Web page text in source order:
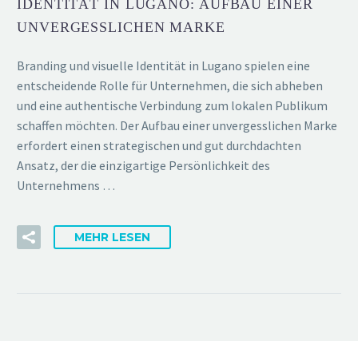
IDENTITÄT IN LUGANO: AUFBAU EINER
UNVERGESSLICHEN MARKE
Branding und visuelle Identität in Lugano spielen eine
entscheidende Rolle für Unternehmen, die sich abheben
und eine authentische Verbindung zum lokalen Publikum
schaffen möchten. Der Aufbau einer unvergesslichen Marke
erfordert einen strategischen und gut durchdachten
Ansatz, der die einzigartige Persönlichkeit des
Unternehmens …
MEHR LESEN